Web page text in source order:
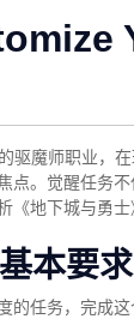
驱魔师职业，
点。觉醒任务
《地下城与勇
本要求
的任务，完成